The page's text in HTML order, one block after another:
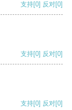
支持[0] 反对[0]
支持[0] 反对[0]
支持[0] 反对[0]